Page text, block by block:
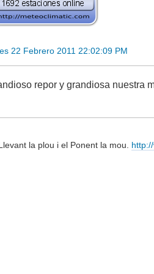
22 Febrero 2011 22:02:09 PM
repor y grandiosa nuestra
la plou i el Ponent la mou.